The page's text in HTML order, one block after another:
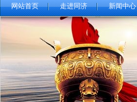
网站首页 走进同济 新闻中心